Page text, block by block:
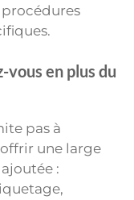
en plus du
pas à
une large
: